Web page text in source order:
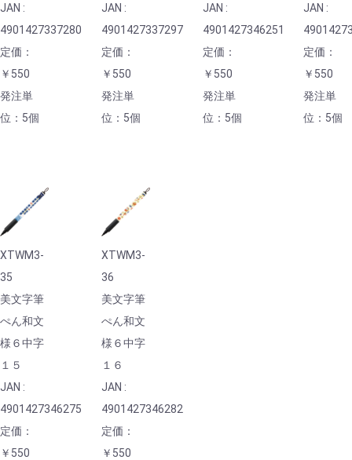
JAN :
4901427337280
定価：
￥550
発注単
位：5個
JAN :
4901427337297
定価：
￥550
発注単
位：5個
JAN :
4901427346251
定価：
￥550
発注単
位：5個
JAN :
定価：
￥550
発注単
位：5個
XTWM3-
35
美文字筆
ぺん和文
様６中字
１５
JAN :
4901427346275
定価：
￥550
XTWM3-
36
美文字筆
ぺん和文
様６中字
１６
JAN :
4901427346282
定価：
￥550